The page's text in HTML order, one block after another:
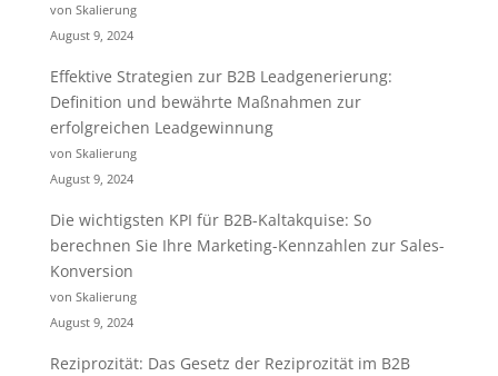
von Skalierung
August 9, 2024
Effektive Strategien zur B2B Leadgenerierung:
Definition und bewährte Maßnahmen zur
erfolgreichen Leadgewinnung
von Skalierung
August 9, 2024
Die wichtigsten KPI für B2B-Kaltakquise: So
berechnen Sie Ihre Marketing-Kennzahlen zur Sales-
Konversion
von Skalierung
August 9, 2024
Reziprozität: Das Gesetz der Reziprozität im B2B